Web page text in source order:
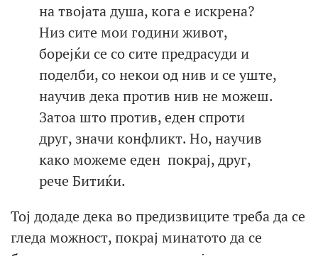
на твојата душа, кога е искрена?
Низ сите мои години живот,
борејќи се со сите предрасуди и
поделби, со некои од нив и се уште,
научив дека против нив не можеш.
Затоа што против, еден спроти
друг, значи конфликт. Но, научив
како можеме еден покрај, друг,
рече Битиќи.
Тој додаде дека во предизвиците треба да се
гледа можност, покрај минатотo да се